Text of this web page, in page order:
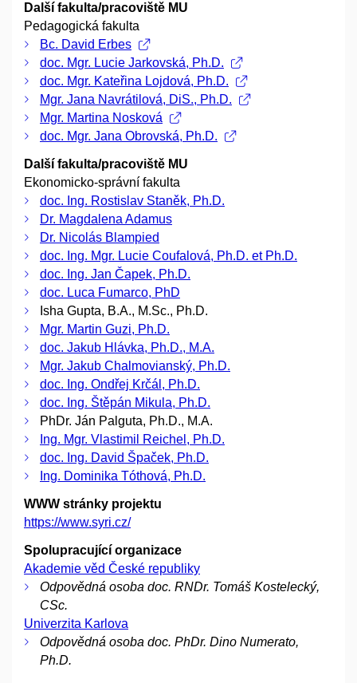
Další fakulta/pracoviště MU
Pedagogická fakulta
Bc. David Erbes
doc. Mgr. Lucie Jarkovská, Ph.D.
doc. Mgr. Kateřina Lojdová, Ph.D.
Mgr. Jana Navrátilová, DiS., Ph.D.
Mgr. Martina Nosková
doc. Mgr. Jana Obrovská, Ph.D.
Další fakulta/pracoviště MU
Ekonomicko-správní fakulta
doc. Ing. Rostislav Staněk, Ph.D.
Dr. Magdalena Adamus
Dr. Nicolás Blampied
doc. Ing. Mgr. Lucie Coufalová, Ph.D. et Ph.D.
doc. Ing. Jan Čapek, Ph.D.
doc. Luca Fumarco, PhD
Isha Gupta, B.A., M.Sc., Ph.D.
Mgr. Martin Guzi, Ph.D.
doc. Jakub Hlávka, Ph.D., M.A.
Mgr. Jakub Chalmovianský, Ph.D.
doc. Ing. Ondřej Krčál, Ph.D.
doc. Ing. Štěpán Mikula, Ph.D.
PhDr. Ján Palguta, Ph.D., M.A.
Ing. Mgr. Vlastimil Reichel, Ph.D.
doc. Ing. David Špaček, Ph.D.
Ing. Dominika Tóthová, Ph.D.
WWW stránky projektu
https://www.syri.cz/
Spolupracující organizace
Akademie věd České republiky
Odpovědná osoba doc. RNDr. Tomáš Kostelecký,
CSc.
Univerzita Karlova
Odpovědná osoba doc. PhDr. Dino Numerato,
Ph.D.